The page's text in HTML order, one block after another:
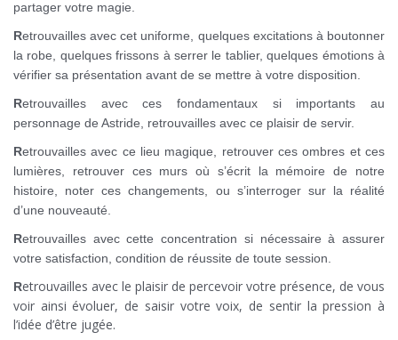
partager votre magie.
Retrouvailles avec cet uniforme, quelques excitations à boutonner
la robe, quelques frissons à serrer le tablier, quelques émotions à
vérifier sa présentation avant de se mettre à votre disposition.
Retrouvailles avec ces fondamentaux si importants au
personnage de Astride, retrouvailles avec ce plaisir de servir.
Retrouvailles avec ce lieu magique, retrouver ces ombres et ces
lumières, retrouver ces murs où s’écrit la mémoire de notre
histoire, noter ces changements, ou s’interroger sur la réalité
d’une nouveauté.
Retrouvailles avec cette concentration si nécessaire à assurer
votre satisfaction, condition de réussite de toute session.
Retrouvailles avec le plaisir de percevoir votre présence, de vous
voir ainsi évoluer, de saisir votre voix, de sentir la pression à
l’idée d’être jugée.